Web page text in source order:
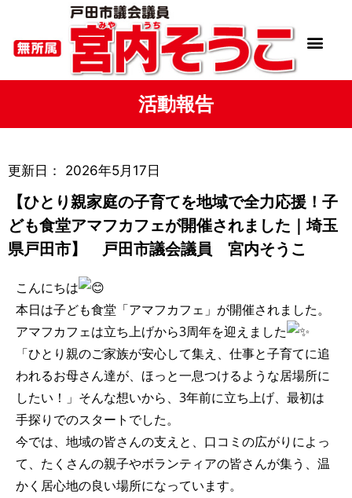
活動報告
更新日： 2026年5月17日
【ひとり親家庭の子育てを地域で全力応援！子
ども食堂アマフカフェが開催されました｜埼玉
県戸田市】 戸田市議会議員 宮内そうこ
こんにちは
本日は子ども食堂「アマフカフェ」が開催されました。
アマフカフェは立ち上げから3周年を迎えました
「ひとり親のご家族が安心して集え、仕事と子育てに追
われるお母さん達が、ほっと一息つけるような居場所に
したい！」そんな想いから、3年前に立ち上げ、最初は
手探りでのスタートでした。
今では、地域の皆さんの支えと、口コミの広がりによっ
て、たくさんの親子やボランティアの皆さんが集う、温
かく居心地の良い場所になっています。